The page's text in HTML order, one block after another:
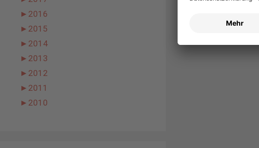
► 2016
► 2015
► 2014
► 2013
► 2012
► 2011
► 2010